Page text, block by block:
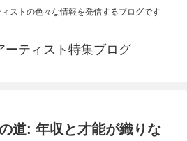
ストの色々な情報を発信するブログです
ーティスト特集ブログ
道: 年収と才能が織りな